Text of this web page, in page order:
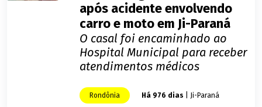
após acidente envolvendo
carro e moto em Ji-Paraná
O casal foi encaminhado ao
Hospital Municipal para receber
atendimentos médicos
Rondônia Há 976 dias | Ji-Paraná